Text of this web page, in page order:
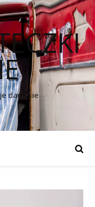
damskie